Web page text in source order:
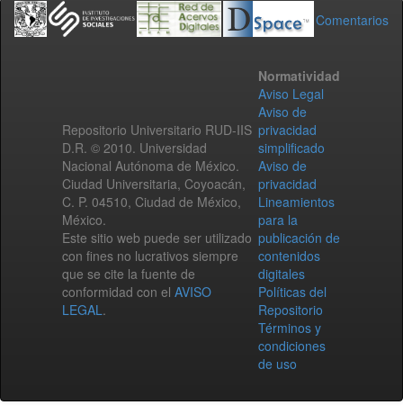
Comentarios
Repositorio Universitario RUD-IIS
D.R. © 2010. Universidad
Nacional Autónoma de México.
Ciudad Universitaria, Coyoacán,
C. P. 04510, Ciudad de México,
México.
Este sitio web puede ser utilizado
con fines no lucrativos siempre
que se cite la fuente de
conformidad con el AVISO
LEGAL.
Normatividad
Aviso Legal
Aviso de
privacidad
simplificado
Aviso de
privacidad
Lineamientos
para la
publicación de
contenidos
digitales
Políticas del
Repositorio
Términos y
condiciones
de uso